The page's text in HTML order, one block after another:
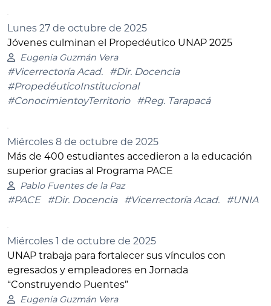
Lunes 27 de octubre de 2025
Jóvenes culminan el Propedéutico UNAP 2025
Eugenia Guzmán Vera
#Vicerrectoría Acad.
#Dir. Docencia
#PropedéuticoInstitucional
#ConocimientoyTerritorio
#Reg. Tarapacá
Miércoles 8 de octubre de 2025
Más de 400 estudiantes accedieron a la educación
superior gracias al Programa PACE
Pablo Fuentes de la Paz
#PACE #Dir. Docencia #Vicerrectoría Acad. #UNIA
Miércoles 1 de octubre de 2025
UNAP trabaja para fortalecer sus vínculos con
egresados y empleadores en Jornada
“Construyendo Puentes”
Eugenia Guzmán Vera